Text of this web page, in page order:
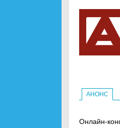
АНОНС
Онлайн-